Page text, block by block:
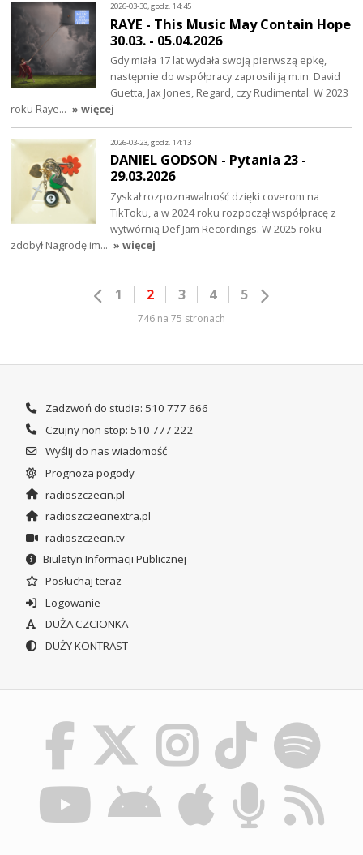
2026-03-30, godz. 14:45
RAYE - This Music May Contain Hope
30.03. - 05.04.2026
Gdy miała 17 lat wydała swoją pierwszą epkę,
następnie do współpracy zaprosili ją m.in. David
Guetta, Jax Jones, Regard, czy Rudimental. W 2023
roku Raye… » więcej
2026-03-23, godz. 14:13
DANIEL GODSON - Pytania 23 -
29.03.2026
Zyskał rozpoznawalność dzięki coverom na
TikToku, a w 2024 roku rozpoczął współpracę z
wytwórnią Def Jam Recordings. W 2025 roku
zdobył Nagrodę im… » więcej
1 2 3 4 5
746 na 75 stronach
Zadzwoń do studia: 510 777 666
Czujny non stop: 510 777 222
Wyślij do nas wiadomość
Prognoza pogody
radioszczecin.pl
radioszczecinextra.pl
radioszczecin.tv
Biuletyn Informacji Publicznej
Posłuchaj teraz
Logowanie
DUŻA CZCIONKA
DUŻY KONTRAST